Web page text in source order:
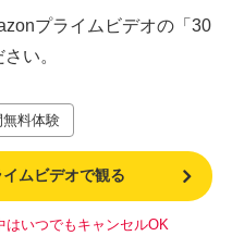
プライムビデオの「30
い。
無料体験
ムビデオで観る
はいつでもキャンセルOK